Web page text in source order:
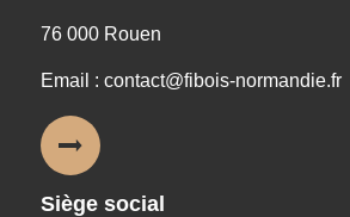
76 000 Rouen
Email : contact@fibois-normandie.fr
Siège social